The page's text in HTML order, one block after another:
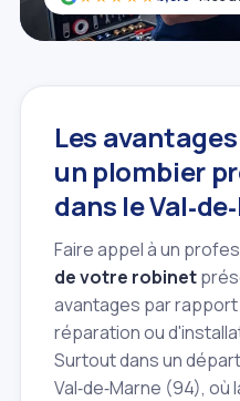
Les
un plombier
dans le
Faire appel à un
de votre robinet
avantages par
réparation ou
Surtout dans un
Val‑de‑Marne (94),